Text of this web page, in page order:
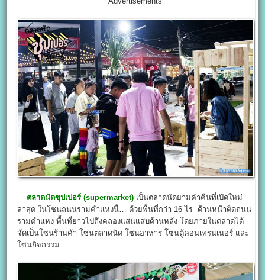
ตลาดนัดซุปเปอร์ (supermarket) เป็นตลาดนัดยามคำคืนที่เปิดใหม่
ล่าสุด ในโซนถนนรามคำแหงนี้… ด้วยพื้นที่กว่า 16 ไร่ ด้านหน้าติดถนน
รามคำแหง พื้นที่ยาวไปถึงคลองแสนแสบด้านหลัง โดยภายในตลาดได้
จัดเป็นโซนร้านค้า โซนตลาดนัด โซนอาหาร โซนตู้คอนเทรนเนอร์ และ
โซนกิจกรรม